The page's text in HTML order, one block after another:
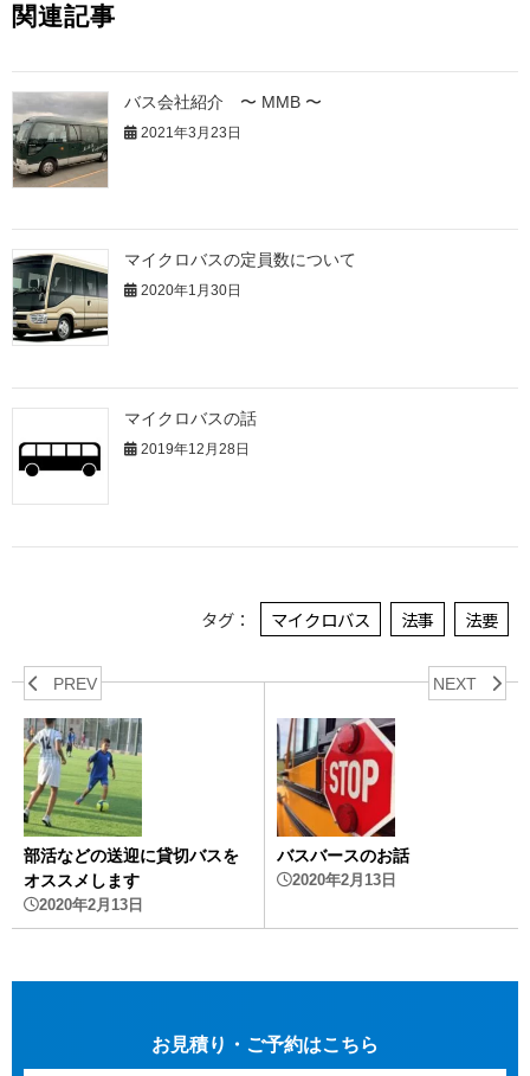
関連記事
バス会社紹介 〜 MMB 〜
2021年3月23日
マイクロバスの定員数について
2020年1月30日
マイクロバスの話
2019年12月28日
タグ： マイクロバス 法事 法要
PREV
部活などの送迎に貸切バスを
オススメします
2020年2月13日
NEXT
バスバースのお話
2020年2月13日
お見積り・ご予約はこちら